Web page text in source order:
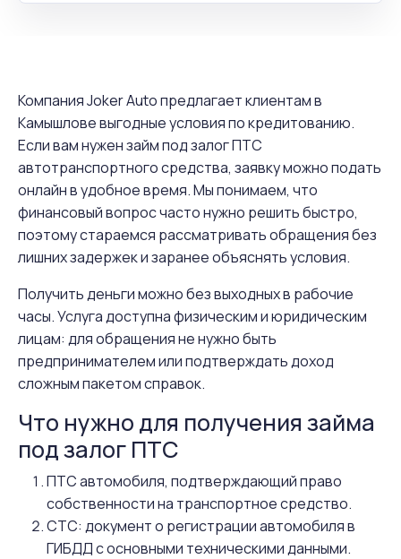
Компания Joker Auto предлагает клиентам в
Камышлове выгодные условия по кредитованию.
Если вам нужен займ под залог ПТС
автотранспортного средства, заявку можно подать
онлайн в удобное время. Мы понимаем, что
финансовый вопрос часто нужно решить быстро,
поэтому стараемся рассматривать обращения без
лишних задержек и заранее объяснять условия.
Получить деньги можно без выходных в рабочие
часы. Услуга доступна физическим и юридическим
лицам: для обращения не нужно быть
предпринимателем или подтверждать доход
сложным пакетом справок.
Что нужно для получения займа
под залог ПТС
ПТС автомобиля, подтверждающий право
собственности на транспортное средство.
СТС: документ о регистрации автомобиля в
ГИБДД с основными техническими данными.